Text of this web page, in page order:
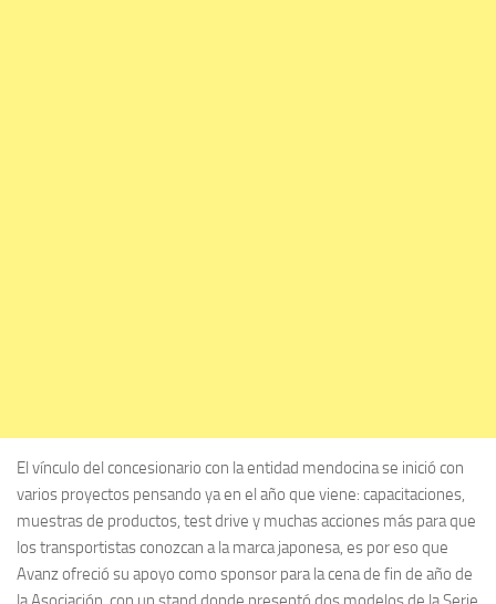
El vínculo del concesionario con la entidad mendocina se inició con
varios proyectos pensando ya en el año que viene: capacitaciones,
muestras de productos, test drive y muchas acciones más para que
los transportistas conozcan a la marca japonesa, es por eso que
Avanz ofreció su apoyo como sponsor para la cena de fin de año de